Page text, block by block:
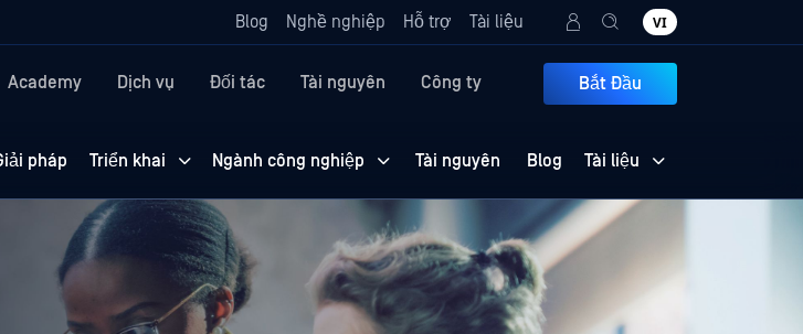
Blog Nghề nghiệp Hỗ trợ Tài liệu VI
Academy Dịch vụ Đối tác Tài nguyên Công ty Bắt Đầu
pháp Triển khai Ngành công nghiệp Tài nguyên Blog Tài liệu